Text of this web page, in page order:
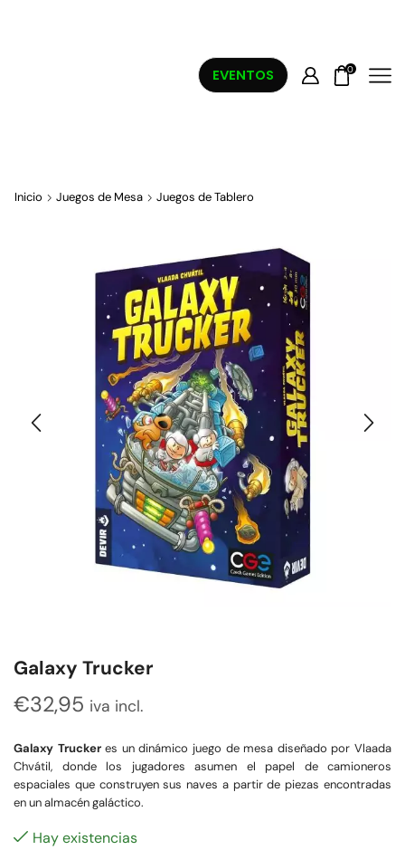
EVENTOS 0
Inicio Juegos de Mesa Juegos de Tablero
Galaxy Trucker
€32,95 iva incl.
Galaxy Truckeres un dinámico juego de mesa diseñado por Vlaada
Chvátil, donde los jugadores asumen el papel de camioneros
espaciales que construyen sus naves a partir de piezas encontradas
en un almacén galáctico.
Hay existencias